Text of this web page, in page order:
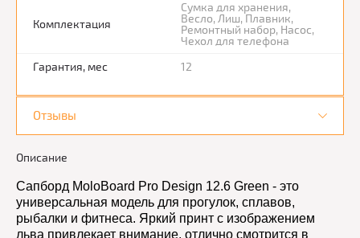
Комплектация
Сумка для хранения,
Весло, Лиш, Плавник,
Ремонтный набор, Насос,
Чехол для телефона
Гарантия, мес
12
Отзывы
Описание
Сапборд MoloBoard Pro Design 12.6 Green - это
универсальная модель для прогулок, сплавов,
рыбалки и фитнеса. Яркий принт с изображением
льва привлекает внимание, отлично смотрится в